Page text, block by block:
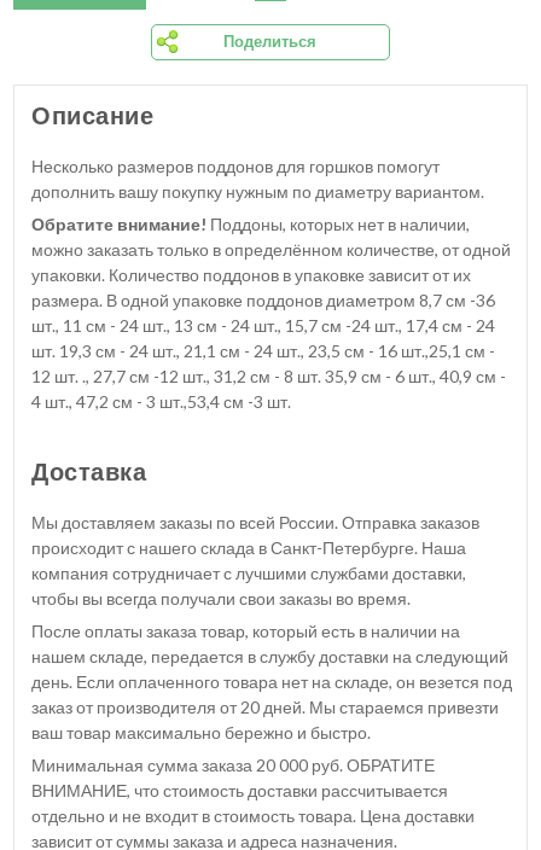
Поделиться
Описание
Несколько размеров поддонов для горшков помогут
дополнить вашу покупку нужным по диаметру вариантом.
Обратите внимание! Поддоны, которых нет в наличии,
можно заказать только в определённом количестве, от одной
упаковки. Количество поддонов в упаковке зависит от их
размера. В одной упаковке поддонов диаметром 8,7 см -36
шт., 11 см - 24 шт., 13 см - 24 шт., 15,7 см -24 шт., 17,4 см - 24
шт. 19,3 см - 24 шт., 21,1 см - 24 шт., 23,5 см - 16 шт.,25,1 см -
12 шт. ., 27,7 см -12 шт., 31,2 см - 8 шт. 35,9 см - 6 шт., 40,9 см -
4 шт., 47,2 см - 3 шт.,53,4 см -3 шт.
Доставка
Мы доставляем заказы по всей России. Отправка заказов
происходит с нашего склада в Санкт-Петербурге. Наша
компания сотрудничает с лучшими службами доставки,
чтобы вы всегда получали свои заказы во время.
После оплаты заказа товар, который есть в наличии на
нашем складе, передается в службу доставки на следующий
день. Если оплаченного товара нет на складе, он везется под
заказ от производителя от 20 дней. Мы стараемся привезти
ваш товар максимально бережно и быстро.
Минимальная сумма заказа 20 000 руб. ОБРАТИТЕ
ВНИМАНИЕ, что стоимость доставки рассчитывается
отдельно и не входит в стоимость товара. Цена доставки
зависит от суммы заказа и адреса назначения.